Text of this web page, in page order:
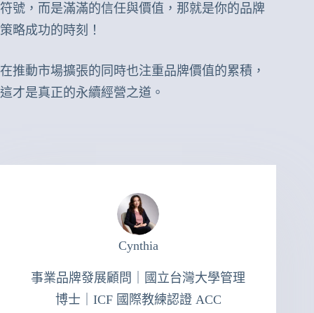
符號，而是滿滿的信任與價值，那就是你的品牌
策略成功的時刻！
在推動市場擴張的同時也注重品牌價值的累積，
這才是真正的永續經營之道。
Cynthia
事業品牌發展顧問｜國立台灣大學管理
博士｜ICF 國際教練認證 ACC